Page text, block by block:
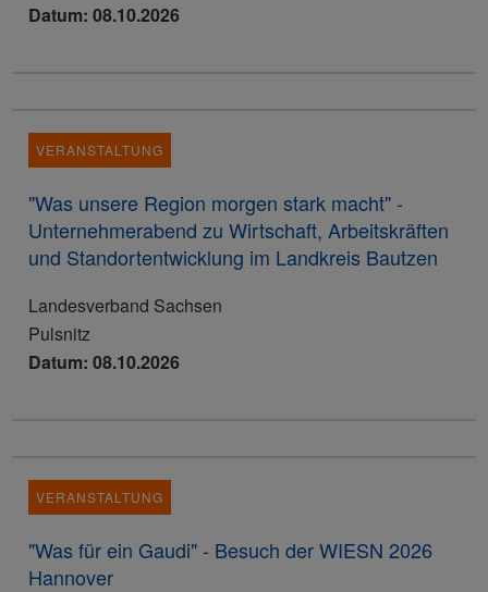
Datum: 08.10.2026
VERANSTALTUNG
"Was unsere Region morgen stark macht" -
Unternehmerabend zu Wirtschaft, Arbeitskräften
und Standortentwicklung im Landkreis Bautzen
Landesverband Sachsen
Pulsnitz
Datum: 08.10.2026
VERANSTALTUNG
"Was für ein Gaudi" - Besuch der WIESN 2026
Hannover